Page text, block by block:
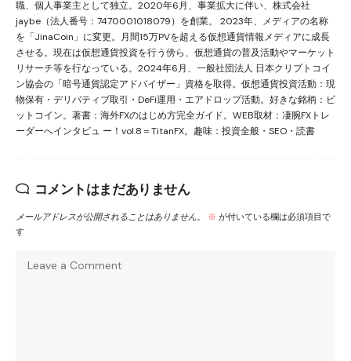
職、個人事業主として独立。2020年6月、事業拡大に伴い、株式会社
jaybe（法人番号：7470001018079）を創業。 2023年、メディアの名称
を「JinaCoin」に変更。月間15万PVを超える仮想通貨情報メディアに成長
させる。現在は仮想通貨投資を行う傍ら、仮想通貨の普及活動やマーケット
リサーチ等を行なっている。2024年6月、一般社団法人 日本クリプトコイ
ン協会の「暗号通貨認定アドバイザー」資格を取得。仮想通貨投資活動：現
物保有・デリバティブ取引・DeFi運用・エアドロップ活動。好きな銘柄：ビ
ットコイン。著書：海外FXのはじめ方完全ガイド。WEB取材：凄腕FXトレ
ーダーへインタビュ ー！vol.8＝TitanFX。趣味：投資全般・SEO・読書
コメントはまだありません
メールアドレスが公開されることはありません。 ※ が付いている欄は必須項目で
す